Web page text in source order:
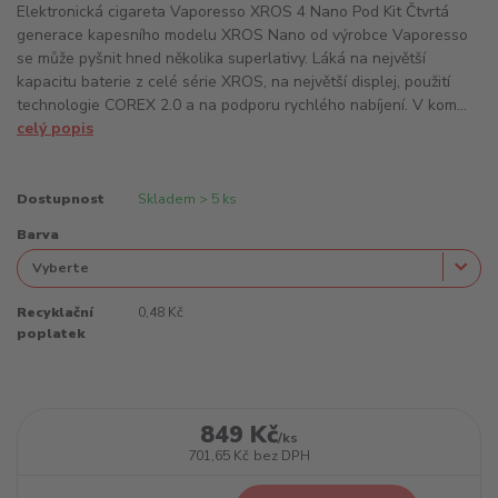
Elektronická cigareta Vaporesso XROS 4 Nano Pod Kit Čtvrtá
generace kapesního modelu XROS Nano od výrobce Vaporesso
se může pyšnit hned několika superlativy. Láká na největší
kapacitu baterie z celé série XROS, na největší displej, použití
technologie COREX 2.0 a na podporu rychlého nabíjení. V kom...
celý popis
Dostupnost Skladem > 5 ks
Barva
Recyklační
poplatek
0,48 Kč
849 Kč/ks
701,65 Kč bez DPH